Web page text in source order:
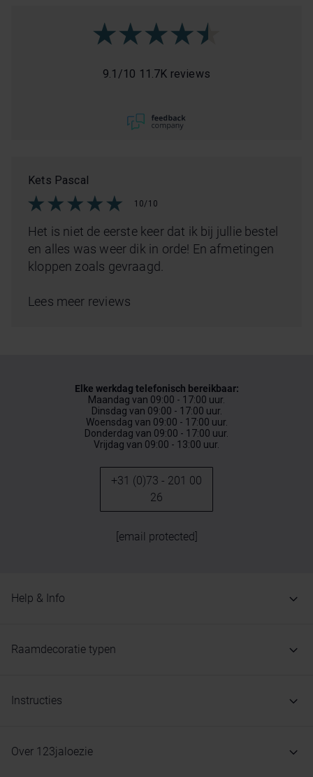
9.1 /10 11.7K reviews
Kets Pascal
10/10
Het is niet de eerste keer dat ik bij jullie bestel
en alles was weer dik in orde! En afmetingen
kloppen zoals gevraagd.
Lees meer reviews
Elke werkdag telefonisch bereikbaar:
Maandag van 09:00 - 17:00 uur.
Dinsdag van 09:00 - 17:00 uur.
Woensdag van 09:00 - 17:00 uur.
Donderdag van 09:00 - 17:00 uur.
Vrijdag van 09:00 - 13:00 uur.
+31 (0)73 - 201 00
26
[email protected]
Help & Info
Raamdecoratie typen
Instructies
Over 123jaloezie